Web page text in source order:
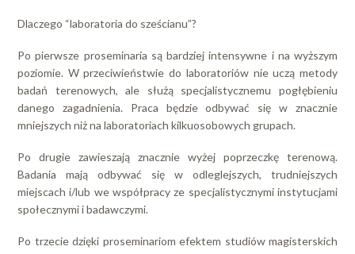
Dlaczego “laboratoria do sześcianu”?
Po pierwsze proseminaria są bardziej intensywne i na wyższym
poziomie. W przeciwieństwie do laboratoriów nie uczą metody
badań terenowych, ale służą specjalistycznemu pogłębieniu
danego zagadnienia. Praca będzie odbywać się w znacznie
mniejszych niż na laboratoriach kilkuosobowych grupach.
Po drugie zawieszają znacznie wyżej poprzeczkę terenową.
Badania mają odbywać się w odleglejszych, trudniejszych
miejscach i/lub we współpracy ze specjalistycznymi instytucjami
społecznymi i badawczymi.
Po trzecie dzięki proseminariom efektem studiów magisterskich